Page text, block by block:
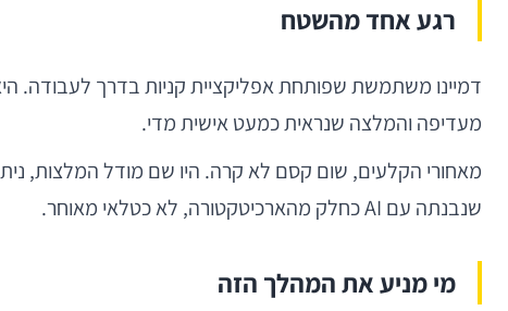
רגע אחד מהשטח
דמיינו משתמשת שפותחת אפליקציית קניות בדרך לעבודה.
מעדיפה והמלצה שנראית כמעט אישית מדי.
מאחורי הקלעים, שום קסם לא קרה. היו שם מודל המלצות,
שנבנתה עם AI כחלק מהארכיטקטורה, לא כטלאי מאוחר.
מי מניע את המהלך הזה